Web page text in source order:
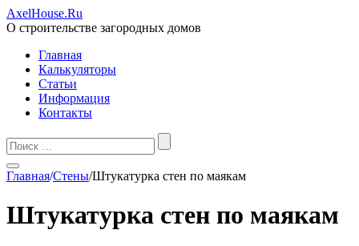
AxelHouse.Ru
О строительстве загородных домов
Главная
Калькуляторы
Статьи
Информация
Контакты
Главная/Стены/Штукатурка стен по маякам
Штукатурка стен по маякам